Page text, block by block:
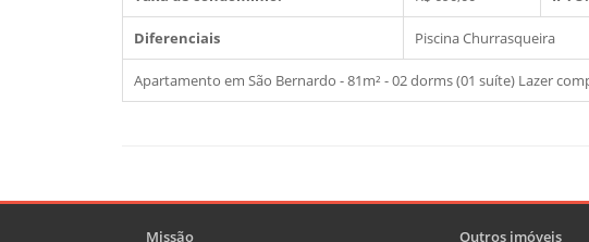
Diferenciais PiscinaChurrasqueira
Apartamento em São Bernardo - 81m² - 02 dorms (01 suíte) Lazer
Missão Outros imóveis